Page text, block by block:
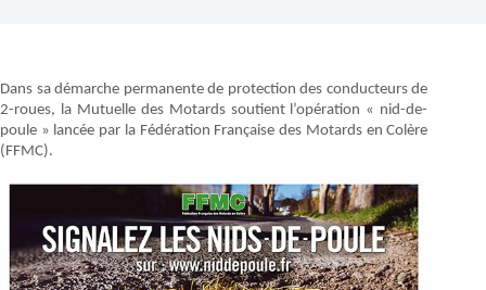
Dans sa démarche permanente de protection des conducteurs de
2-roues, la Mutuelle des Motards soutient l’opération « nid-de-
poule » lancée par la Fédération Française des Motards en Colère
(FFMC).